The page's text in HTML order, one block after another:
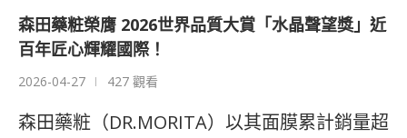
森田藥粧榮膺 2026世界品質大賞「水晶聲望獎」近
百年匠心輝耀國際！
2026-04-27 427 觀看
森田藥粧（DR.MORITA）以其面膜累計銷量超